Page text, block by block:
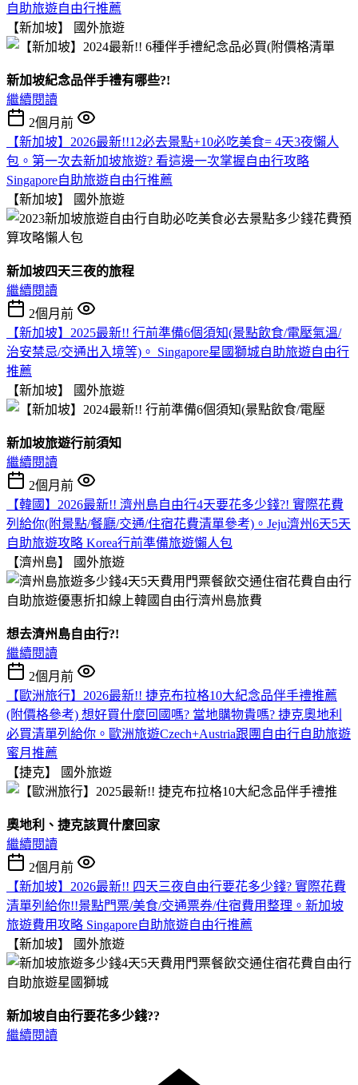
自助旅遊自由行推薦
【新加坡】
國外旅遊
新加坡紀念品伴手禮有哪些?!
繼續閱讀
2個月前
【新加坡】2026最新!!12必去景點+10必吃美食= 4天3夜懶人
包。第一次去新加坡旅遊? 看這邊一次掌握自由行攻略
Singapore自助旅遊自由行推薦
【新加坡】
國外旅遊
新加坡四天三夜的旅程
繼續閱讀
2個月前
【新加坡】2025最新!! 行前準備6個須知(景點飲食/電壓氣溫/
治安禁忌/交通出入境等)。 Singapore星國獅城自助旅遊自由行
推薦
【新加坡】
國外旅遊
新加坡旅遊行前須知
繼續閱讀
2個月前
【韓國】2026最新!! 濟州島自由行4天要花多少錢?! 實際花費
列給你(附景點/餐廳/交通/住宿花費清單參考)。Jeju濟州6天5天
自助旅遊攻略 Korea行前準備旅遊懶人包
【濟州島】
國外旅遊
想去濟州島自由行?!
繼續閱讀
2個月前
【歐洲旅行】2026最新!! 捷克布拉格10大紀念品伴手禮推薦
(附價格參考) 想好買什麼回國嗎? 當地購物貴嗎? 捷克奧地利
必買清單列給你。歐洲旅遊Czech+Austria跟團自由行自助旅遊
蜜月推薦
【捷克】
國外旅遊
奧地利、捷克該買什麼回家
繼續閱讀
2個月前
【新加坡】2026最新!! 四天三夜自由行要花多少錢? 實際花費
清單列給你!!景點門票/美食/交通票券/住宿費用整理。新加坡
旅遊費用攻略 Singapore自助旅遊自由行推薦
【新加坡】
國外旅遊
新加坡自由行要花多少錢??
繼續閱讀